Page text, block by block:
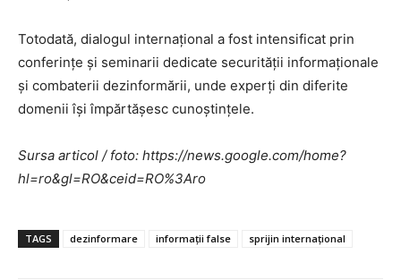
Totodată, dialogul internațional a fost intensificat prin
conferințe și seminarii dedicate securității informaționale
și combaterii dezinformării, unde experți din diferite
domenii își împărtășesc cunoștințele.
Sursa articol / foto: https://news.google.com/home?
hl=ro&gl=RO&ceid=RO%3Aro
TAGS dezinformare informații false sprijin internațional